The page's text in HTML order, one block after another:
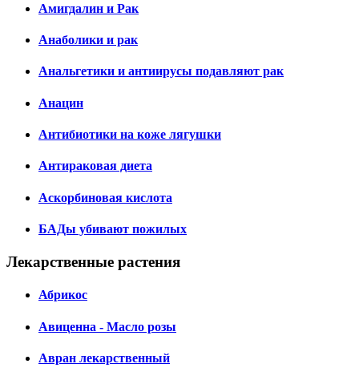
Амигдалин и Рак
Анаболики и рак
Анальгетики и антиирусы подавляют рак
Анацин
Антибиотики на коже лягушки
Антираковая диета
Аскорбиновая кислота
БАДы убивают пожилых
Лекарственные растения
Абрикос
Авиценна - Масло розы
Авран лекарственный